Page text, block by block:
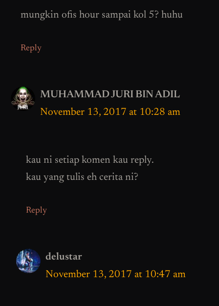
mungkin ofis hour sampai kol 5? huhu
Reply
MUHAMMAD JURI BIN ADIL
November 13, 2017 at 10:28 am
kau ni setiap komen kau reply.
kau yang tulis eh cerita ni?
Reply
delustar
November 13, 2017 at 10:47 am